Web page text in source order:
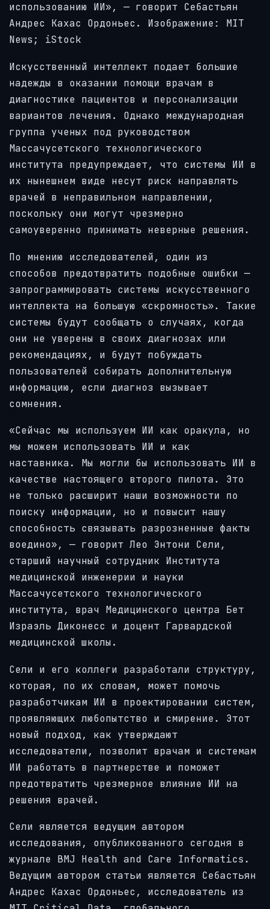
использованию ИИ», — говорит Себастьян
Андрес Кахас Ордоньес. Изображение: MIT
News; iStock
Искусственный интеллект подает большие
надежды в оказании помощи врачам в
диагностике пациентов и персонализации
вариантов лечения. Однако международная
группа ученых под руководством
Массачусетского технологического
института предупреждает, что системы ИИ в
их нынешнем виде несут риск направлять
врачей в неправильном направлении,
поскольку они могут чрезмерно
самоуверенно принимать неверные решения.
По мнению исследователей, один из
способов предотвратить подобные ошибки —
запрограммировать системы искусственного
интеллекта на большую «скромность». Такие
системы будут сообщать о случаях, когда
они не уверены в своих диагнозах или
рекомендациях, и будут побуждать
пользователей собирать дополнительную
информацию, если диагноз вызывает
сомнения.
«Сейчас мы используем ИИ как оракула, но
мы можем использовать ИИ и как
наставника. Мы могли бы использовать ИИ в
качестве настоящего второго пилота. Это
не только расширит наши возможности по
поиску информации, но и повысит нашу
способность связывать разрозненные факты
воедино», — говорит Лео Энтони Сели,
старший научный сотрудник Института
медицинской инженерии и науки
Массачусетского технологического
института, врач Медицинского центра Бет
Израэль Диконесс и доцент Гарвардской
медицинской школы.
Сели и его коллеги разработали структуру,
которая, по их словам, может помочь
разработчикам ИИ в проектировании систем,
проявляющих любопытство и смирение. Этот
новый подход, как утверждают
исследователи, позволит врачам и системам
ИИ работать в партнерстве и поможет
предотвратить чрезмерное влияние ИИ на
решения врачей.
Сели является ведущим автором
исследования, опубликованного сегодня в
журнале BMJ Health and Care Informatics.
Ведущим автором статьи является Себастьян
Андрес Кахас Ордоньес, исследователь из